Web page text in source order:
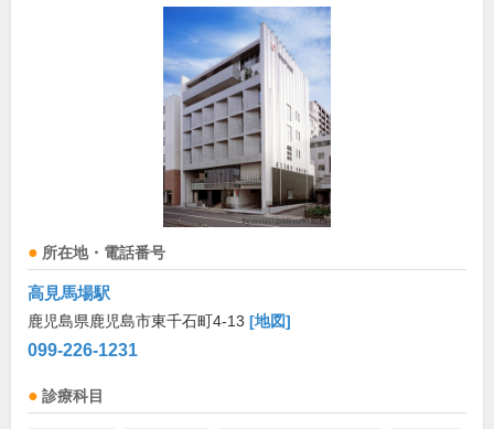
所在地・電話番号
高見馬場駅
鹿児島県鹿児島市東千石町4-13 [地図]
099-226-1231
診療科目